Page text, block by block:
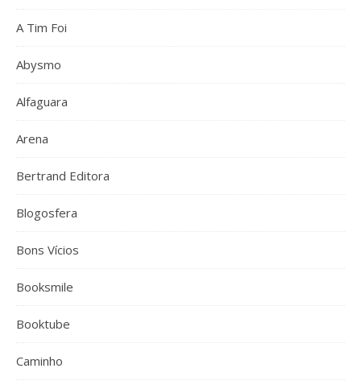
A Tim Foi
Abysmo
Alfaguara
Arena
Bertrand Editora
Blogosfera
Bons Vícios
Booksmile
Booktube
Caminho